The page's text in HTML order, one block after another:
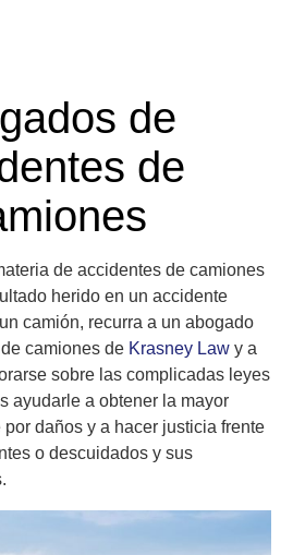
de
de
de accidentes de camiones
herido en un accidente
camión, recurra a un abogado
camiones de Krasney Law y a
sobre las complicadas leyes
ayudarle a obtener la mayor
daños y a hacer justicia frente
o descuidados y sus